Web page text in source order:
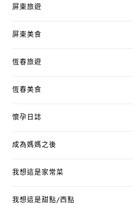
屏東旅遊
屏東美食
恆春旅遊
恆春美食
懷孕日誌
成為媽媽之後
我想這是家常菜
我想這是甜點/西點